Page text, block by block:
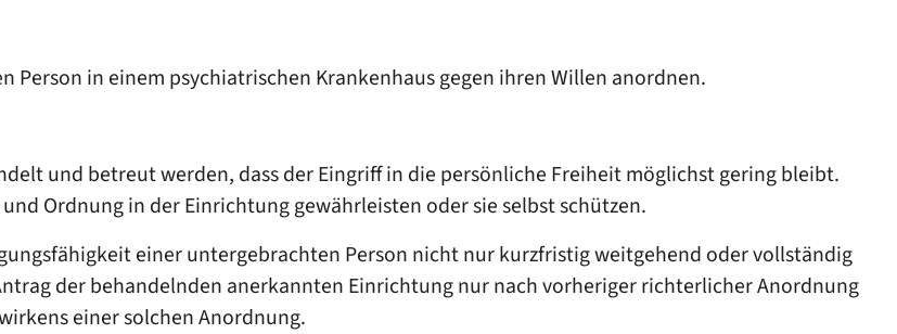
in einem psychiatrischen Krankenhaus gegen ihren Willen anordnen.
und betreut werden, dass der Eingriff in die persönliche Freiheit möglichst gering bleibt.
Ordnung in der Einrichtung gewährleisten oder sie selbst schützen.
einer untergebrachten Person nicht nur kurzfristig weitgehend oder vollständig
der behandelnden anerkannten Einrichtung nur nach vorheriger richterlicher Anordnung
einer solchen Anordnung.